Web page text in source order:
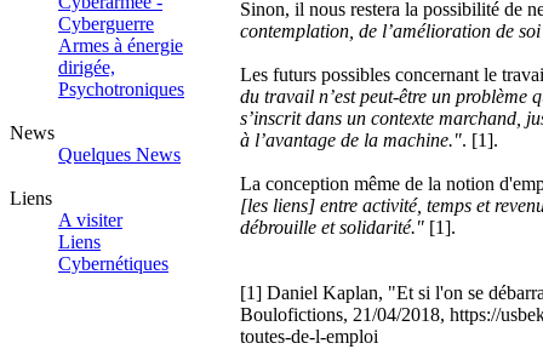
Cyberguerre
Armes à énergie
dirigée,
Psychotroniques
News
Quelques News
Liens
A visiter
Liens
Cybernétiques
Sinon, il nous restera la possibilité de
contemplation, de l’amélioration de
Les futurs possibles concernant le
du travail n’est peut-être un problème
s’inscrit dans un contexte marchand,
à l’avantage de la machine.". [1].
La conception même de la notion
[les liens] entre activité, temps et
débrouille et solidarité." [1].
[1] Daniel Kaplan, "Et si l'on se
Boulofictions, 21/04/2018, https://
toutes-de-l-emploi